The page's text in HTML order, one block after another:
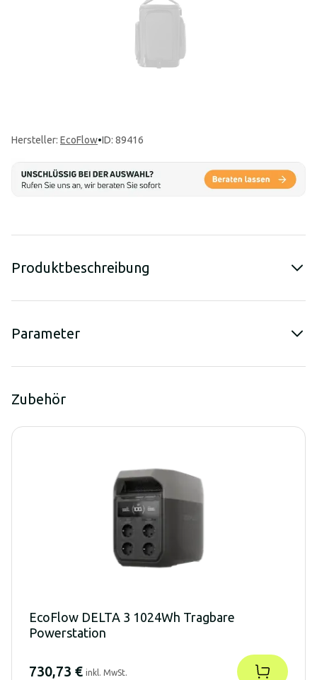
Hersteller: EcoFlow•ID: 89416
Produktbeschreibung
Parameter
Zubehör
EcoFlow DELTA 3 1024Wh Tragbare
Powerstation
730,73 € inkl. MwSt.